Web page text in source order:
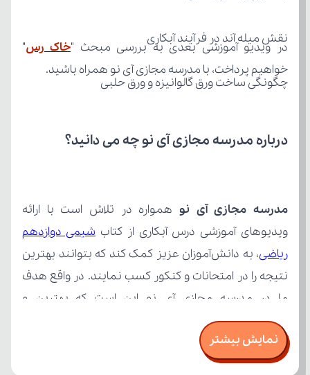
نقش میله آند در فرآیند آبکاری
چگونگی ساخت ورق گالوانیزه و ورق حلبی
در ویدیو آموزشی بعدی به بررسی مبحث "خاک رس
خواهیم پرداخت، با مدرسه مجازی آی نو همراه باشید.
درباره مدرسه مجازی آی نو چه می‌ دانید؟
مدرسه مجازی آی نو
ویدیوهای آموزشی درس آبکاری از کتاب
ریاضی
نمایش بیشتر